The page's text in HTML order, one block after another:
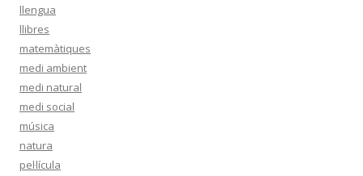
llengua
llibres
matemàtiques
medi ambient
medi natural
medi social
música
natura
pel·lícula